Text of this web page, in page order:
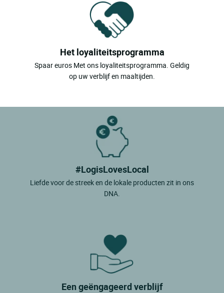
Het loyaliteitsprogramma
Spaar euros Met ons loyaliteitsprogramma. Geldig
op uw verblijf en maaltijden.
#LogisLovesLocal
Liefde voor de streek en de lokale producten zit in ons
DNA.
Een geëngageerd verblijf